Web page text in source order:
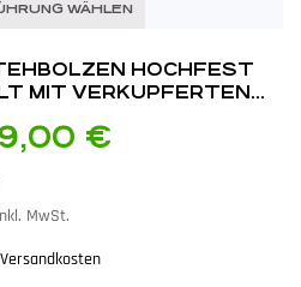
WÄHLEN
HOCHFEST
MIT VERKUPFERTEN
€
MwSt.
Versandkosten